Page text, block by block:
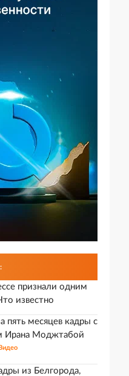
признали одним
известно
пять месяцев кадры с
Ирана Моджтабой
Видео
из Белгорода,